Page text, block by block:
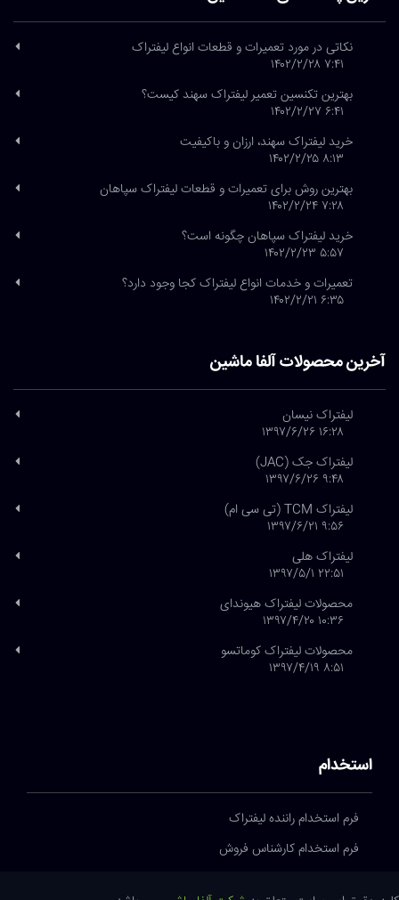
نکاتی در مورد تعمیرات و قطعات انواع لیفتراک
۷:۴۱ ۱۴۰۲/۲/۲۸
بهترین تکنسین تعمیر لیفتراک سهند کیست؟
۶:۴۱ ۱۴۰۲/۲/۲۷
خرید لیفتراک سهند، ارزان و باکیفیت
۸:۱۳ ۱۴۰۲/۲/۲۵
بهترین روش برای تعمیرات و قطعات لیفتراک سپاهان
۷:۲۸ ۱۴۰۲/۲/۲۴
خرید لیفتراک سپاهان چگونه است؟
۵:۵۷ ۱۴۰۲/۲/۲۳
تعمیرات و خدمات انواع لیفتراک کجا وجود دارد؟
۶:۳۵ ۱۴۰۲/۲/۲۱
آخرین محصولات آلفا ماشین
لیفتراک نیسان
۱۶:۲۸ ۱۳۹۷/۶/۲۶
لیفتراک جک (JAC)
۹:۴۸ ۱۳۹۷/۶/۲۶
لیفتراک TCM (تی سی ام)
۹:۵۶ ۱۳۹۷/۶/۲۱
لیفتراک هلی
۲۲:۵۱ ۱۳۹۷/۵/۱
محصولات لیفتراک هیوندای
۱۰:۳۶ ۱۳۹۷/۴/۲۰
محصولات لیفتراک کوماتسو
۸:۵۱ ۱۳۹۷/۴/۱۹
استخدام
فرم استخدام راننده لیفتراک
فرم استخدام کارشناس فروش